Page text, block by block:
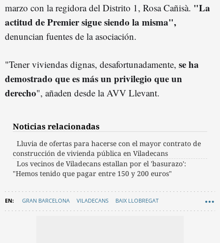
marzo con la regidora del Distrito 1, Rosa Cañisà. "La
actitud de Premier sigue siendo la misma",
denuncian fuentes de la asociación.
"Tener viviendas dignas, desafortunadamente, se ha
demostrado que es más un privilegio que un
derecho", añaden desde la AVV Llevant.
Noticias relacionadas
Lluvia de ofertas para hacerse con el mayor contrato de
construcción de vivienda pública en Viladecans
Los vecinos de Viladecans estallan por el 'basurazo':
"Hemos tenido que pagar entre 150 y 200 euros"
GRAN BARCELONA VILADECANS BAIX LLOBREGAT